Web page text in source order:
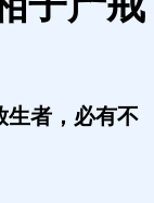
生者，必有不